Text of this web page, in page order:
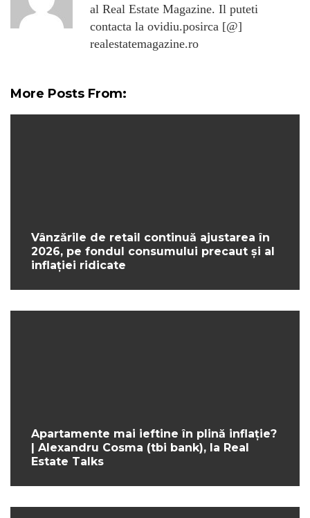
al Real Estate Magazine. Il puteti
contacta la ovidiu.posirca [@]
realestatemagazine.ro
More Posts From:
Vânzările de retail continuă ajustarea în
2026, pe fondul consumului precaut și al
inflației ridicate
Apartamente mai ieftine în plină inflație?
| Alexandru Cosma (tbi bank), la Real
Estate Talks